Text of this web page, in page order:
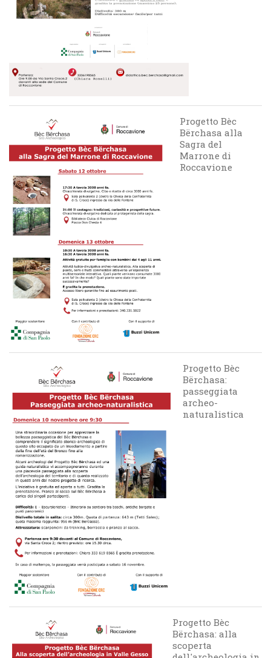
Progetto Bèc
Bërchasa alla
Sagra del
Marrone di
Roccavione
Progetto Bèc
Bërchasa:
passeggiata
archeo-
naturalistica
Progetto Bèc
Bërchasa: alla
scoperta